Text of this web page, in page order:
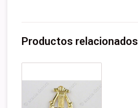
Productos relacionados